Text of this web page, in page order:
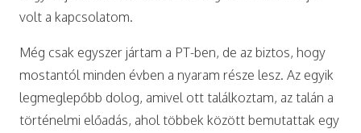
volt a kapcsolatom.
Még csak egyszer jártam a PT-ben, de az biztos, hogy
mostantól minden évben a nyaram része lesz. Az egyik
legmeglepőbb dolog, amivel ott találkoztam, az talán a
történelmi előadás, ahol többek között bemutattak egy